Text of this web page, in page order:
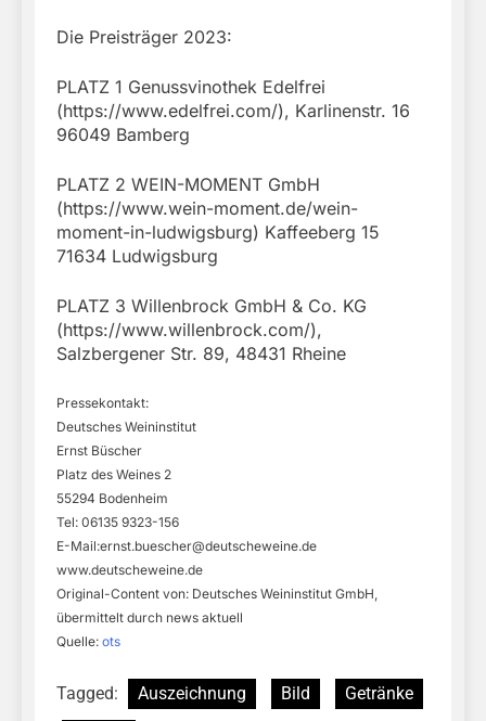
Die Preisträger 2023:
PLATZ 1 Genussvinothek Edelfrei
(https://www.edelfrei.com/), Karlinenstr. 16
96049 Bamberg
PLATZ 2 WEIN-MOMENT GmbH
(https://www.wein-moment.de/wein-
moment-in-ludwigsburg) Kaffeeberg 15
71634 Ludwigsburg
PLATZ 3 Willenbrock GmbH & Co. KG
(https://www.willenbrock.com/),
Salzbergener Str. 89, 48431 Rheine
Pressekontakt:
Deutsches Weininstitut
Ernst Büscher
Platz des Weines 2
55294 Bodenheim
Tel: 06135 9323-156
E-Mail:ernst.buescher@deutscheweine.de
www.deutscheweine.de
Original-Content von: Deutsches Weininstitut GmbH,
übermittelt durch news aktuell
Quelle: ots
Tagged: Auszeichnung Bild
Getränke